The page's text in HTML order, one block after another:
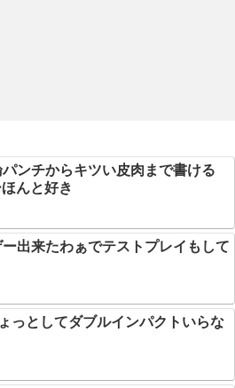
パンチからキツい皮肉まで書ける
んと好き
ー出来たわぁでテストプレイもして
っとしてダブルインパクトいらな